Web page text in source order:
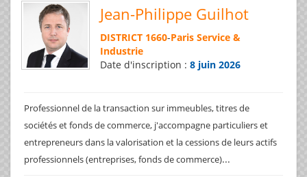
Jean-Philippe Guilhot
DISTRICT 1660-Paris Service &
Industrie
Date d'inscription : 8 juin 2026
Professionnel de la transaction sur immeubles, titres de
sociétés et fonds de commerce, j'accompagne particuliers et
entrepreneurs dans la valorisation et la cessions de leurs actifs
professionnels (entreprises, fonds de commerce)...